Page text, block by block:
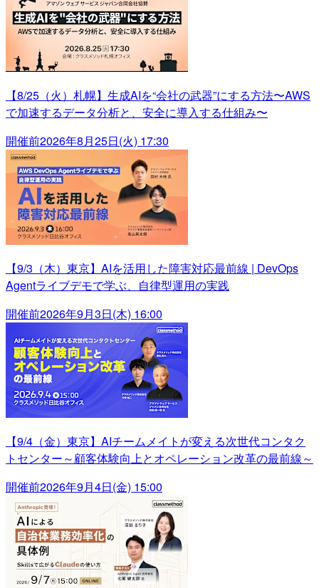
【8/25（火）札幌】生成AIを“会社の武器”にする方法〜AWS
で加速するデータ分析と、安全に導入する仕組み〜
開催前2026年8月25日(火) 17:30
【9/3（木）東京】AIを活用した障害対応最前線 | DevOps
Agentライブデモで学ぶ、自律型運用の実践
開催前2026年9月3日(木) 16:00
【9/4（金）東京】AIチームメイトが変える次世代コンタク
トセンター～顧客体験向上とオペレーション改革の最前線～
開催前2026年9月4日(金) 15:00